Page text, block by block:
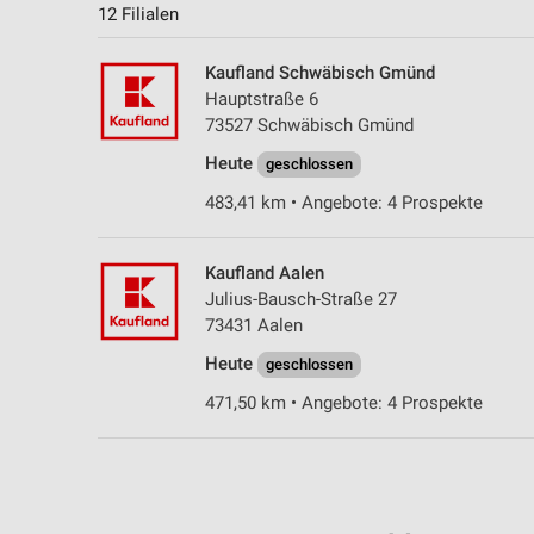
12 Filialen
Kaufland Schwäbisch Gmünd
Hauptstraße 6
73527 Schwäbisch Gmünd
Heute
geschlossen
483,41 km • Angebote: 4 Prospekte
Kaufland Aalen
Julius-Bausch-Straße 27
73431 Aalen
Heute
geschlossen
471,50 km • Angebote: 4 Prospekte